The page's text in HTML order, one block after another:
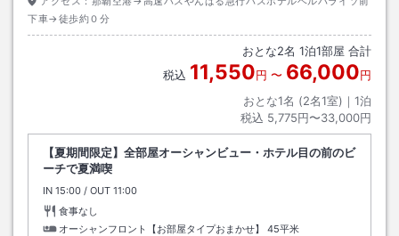
下車→徒歩約０分
おとな2名 1泊1部屋 合計
税込 11,550円 〜 66,000円
おとな1名 (2名1室)｜ 1泊
税込 5,775円〜33,000円
【夏期間限定】全部屋オーシャンビュー・ホテル目の前のビ
ーチで夏満喫
IN チェックイン
15:00 / OUT チェックアウト
11:00
食事なし
オーシャンフロント【お部屋タイプおまかせ】
45平米